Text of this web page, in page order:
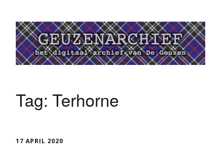
Tag: Terhorne
17 APRIL 2020